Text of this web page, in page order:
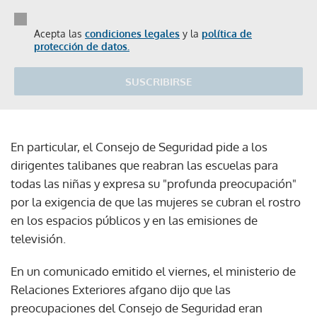
Acepta las condiciones legales y la política de
protección de datos.
SUSCRIBIRSE
En particular, el Consejo de Seguridad pide a los
dirigentes talibanes que reabran las escuelas para
todas las niñas y expresa su "profunda preocupación"
por la exigencia de que las mujeres se cubran el rostro
en los espacios públicos y en las emisiones de
televisión.
En un comunicado emitido el viernes, el ministerio de
Relaciones Exteriores afgano dijo que las
preocupaciones del Consejo de Seguridad eran